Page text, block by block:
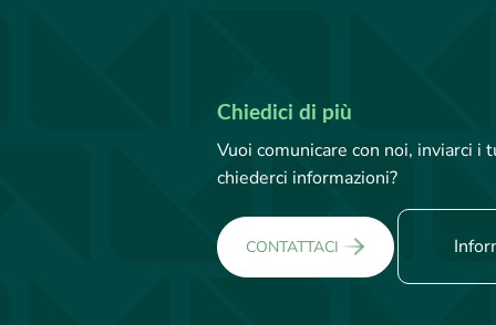
Chiedici di più
Vuoi comunicare con noi, inviarci
chiederci informazioni?
CONTATTACI